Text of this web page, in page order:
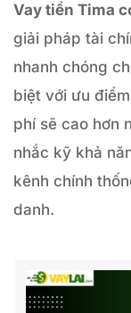
Vay tiền Tima
giải pháp tài
nhanh chóng
biệt với ưu
phí sẽ cao hơn
nhắc kỹ khả
kênh chính
danh.